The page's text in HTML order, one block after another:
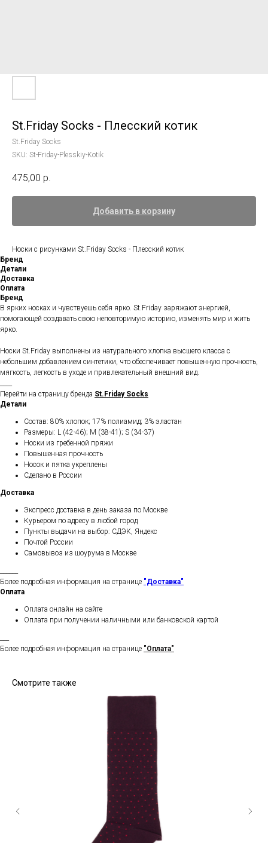
St.Friday Socks - Плесский котик
St.Friday Socks
SKU: St-Friday-Plesskiy-Kotik
475,00 р.
Добавить в корзину
Носки с рисунками St.Friday Socks - Плесский котик
Бренд
Детали
Доставка
Оплата
Бренд
В ярких носках и чувствуешь себя ярко. St.Friday заряжают энергией,
помогающей создавать свою неповторимую историю, изменять мир и жить
ярко.
Носки St.Friday выполнены из натурального хлопка высшего класса с
небольшим добавлением синтетики, что обеспечивает повышенную прочность,
мягкость, легкость в уходе и привлекательный внешний вид.
Перейти на страницу бренда St.Friday Socks
Детали
Состав: 80% хлопок; 17% полиамид; 3% эластан
Размеры: L (42-46); M (38-41); S (34-37)
Носки из гребенной пряжи
Повышенная прочность
Носок и пятка укреплены
Сделано в России
Доставка
Экспресс доставка в день заказа по Москве
Курьером по адресу в любой город
Пункты выдачи на выбор: СДЭК, Яндекс
Почтой России
Самовывоз из шоурума в Москве
Более подробная информация на странице "Доставка"
Оплата
Оплата онлайн на сайте
Оплата при получении наличными или банковской картой
Более подробная информация на странице "Оплата"
Смотрите также